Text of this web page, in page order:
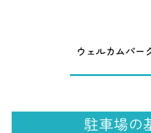
ウェルカムパー
駐車場の